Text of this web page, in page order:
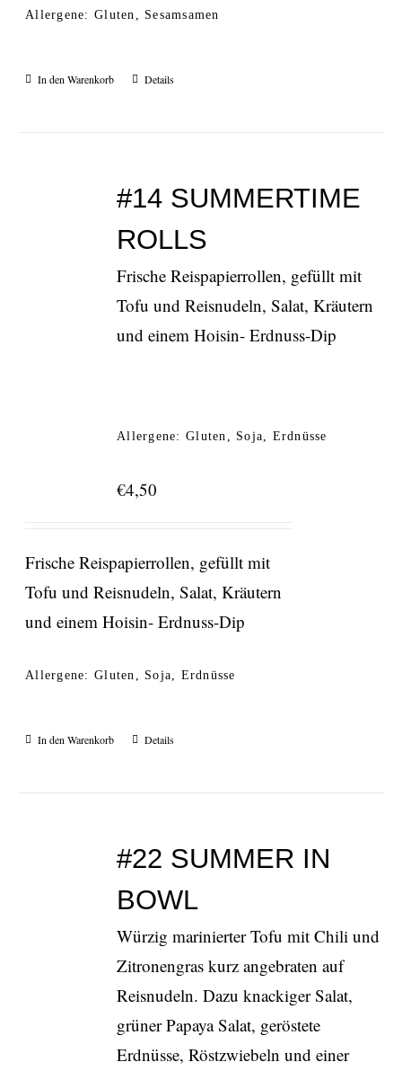
Allergene: Gluten, Sesamsamen
In den Warenkorb Details
#14 SUMMERTIME
ROLLS
Frische Reispapierrollen, gefüllt mit
Tofu und Reisnudeln, Salat, Kräutern
und einem Hoisin- Erdnuss-Dip
Allergene: Gluten, Soja, Erdnüsse
€4,50
Frische Reispapierrollen, gefüllt mit
Tofu und Reisnudeln, Salat, Kräutern
und einem Hoisin- Erdnuss-Dip
Allergene: Gluten, Soja, Erdnüsse
In den Warenkorb Details
#22 SUMMER IN
BOWL
Würzig marinierter Tofu mit Chili und
Zitronengras kurz angebraten auf
Reisnudeln. Dazu knackiger Salat,
grüner Papaya Salat, geröstete
Erdnüsse, Röstzwiebeln und einer